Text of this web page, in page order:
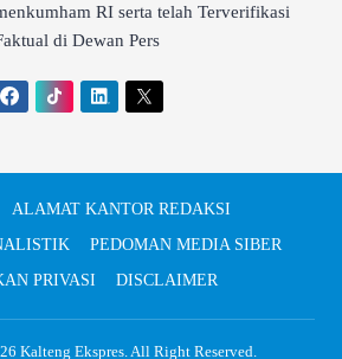
RI serta telah Terverifikasi
di Dewan Pers
ALAMAT KANTOR REDAKSI
PEDOMAN MEDIA SIBER
PRIVASI
DISCLAIMER
Kalteng Ekspres. All Right Reserved.